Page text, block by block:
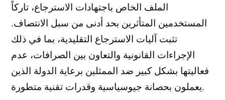
الملف الخاص باجتهادات الاسترجاع، تاركاً
المستخدمين المتأثرين بحد أدنى من سبل الانتصاف.
تثبت آليات الاسترجاع التقليدية، بما في ذلك
الإجراءات القانونية والتعاون بين الصرافات، عدم
فعاليتها بشكل كبير ضد الممثلين برعاية الدولة الذين
يعملون بحصانة جيوسياسية وقدرات تقنية متطورة.